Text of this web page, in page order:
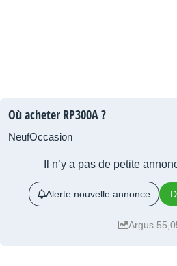
Où acheter RP300A ?
NeufOccasion
Il n’y a pas de petite
Alerte nouvelle annonce
Argus